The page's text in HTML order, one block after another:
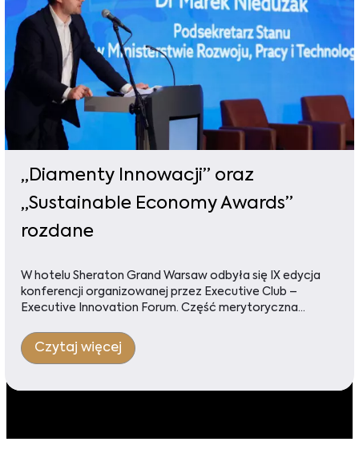
„Diamenty Innowacji” oraz
„Sustainable Economy Awards”
rozdane​
W hotelu Sheraton Grand Warsaw odbyła się IX edycja
konferencji organizowanej przez Executive Club –
Executive Innovation Forum. Część merytoryczna...
Czytaj więcej